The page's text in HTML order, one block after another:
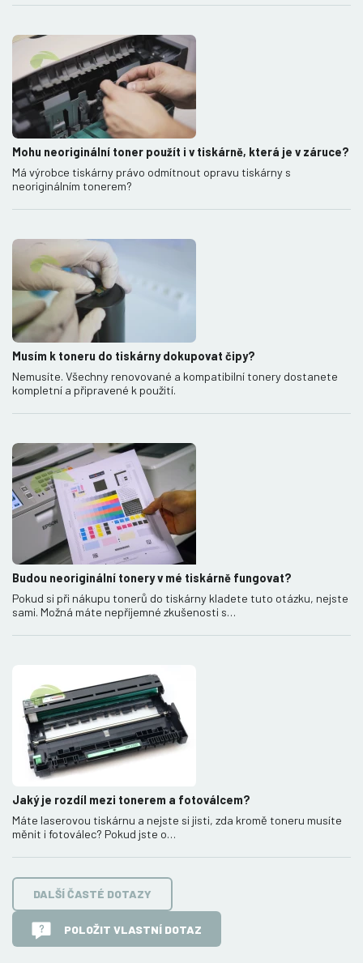
Mohu neoriginální toner použít i v tiskárně, která je v záruce?
Má výrobce tiskárny právo odmítnout opravu tiskárny s
neoriginálním tonerem?
Musím k toneru do tiskárny dokupovat čipy?
Nemusíte. Všechny renovované a kompatibilní tonery dostanete
kompletní a připravené k použití.
Budou neoriginální tonery v mé tiskárně fungovat?
Pokud si při nákupu tonerů do tiskárny kladete tuto otázku, nejste
sami. Možná máte nepříjemné zkušenosti s…
Jaký je rozdíl mezi tonerem a fotoválcem?
Máte laserovou tiskárnu a nejste si jisti, zda kromě toneru musíte
měnit i fotoválec? Pokud jste o…
DALŠÍ ČASTÉ DOTAZY
POLOŽIT VLASTNÍ DOTAZ